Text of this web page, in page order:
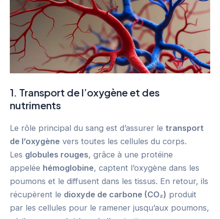
1. Transport de l’oxygène et des
nutriments
Le rôle principal du sang est d’assurer le transport
de l’oxygène vers toutes les cellules du corps.
Les globules rouges, grâce à une protéine
appelée hémoglobine, captent l’oxygène dans les
poumons et le diffusent dans les tissus. En retour, ils
récupèrent le dioxyde de carbone (CO₂) produit
par les cellules pour le ramener jusqu’aux poumons,